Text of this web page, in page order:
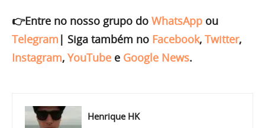
👉Entre no nosso grupo do WhatsApp ou
Telegram | Siga também no Facebook, Twitter,
Instagram, YouTube e Google News.
Henrique HK